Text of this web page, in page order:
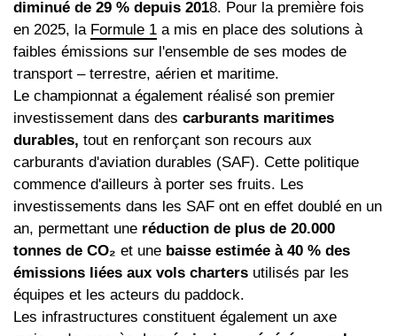
diminué de 29 % depuis 2018. Pour la première fois
en 2025, la Formule 1 a mis en place des solutions à
faibles émissions sur l'ensemble de ses modes de
transport – terrestre, aérien et maritime.
Le championnat a également réalisé son premier
investissement dans des carburants maritimes
durables, tout en renforçant son recours aux
carburants d'aviation durables (SAF). Cette politique
commence d'ailleurs à porter ses fruits. Les
investissements dans les SAF ont en effet doublé en un
an, permettant une réduction de plus de 20.000
tonnes de CO₂ et une baisse estimée à 40 % des
émissions liées aux vols charters utilisés par les
équipes et les acteurs du paddock.
Les infrastructures constituent également un axe